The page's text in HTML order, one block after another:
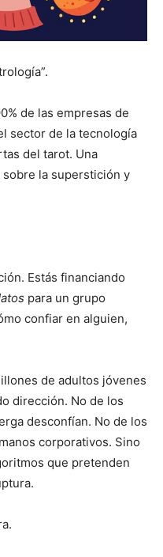
de las empresas de
sector de la tecnología
del tarot. Una
la superstición y
Estás financiando
para un grupo
confiar en alguien,
de adultos jóvenes
dirección. No de los
desconfían. No de los
corporativos. Sino
que pretenden